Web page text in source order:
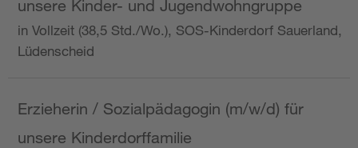
unsere Kinder- und Jugendwohngruppe
in Vollzeit (38,5 Std./Wo.), SOS-Kinderdorf Sauerland,
Lüdenscheid
Erzieherin / Sozialpädagogin (m/w/d) für
unsere Kinderdorffamilie